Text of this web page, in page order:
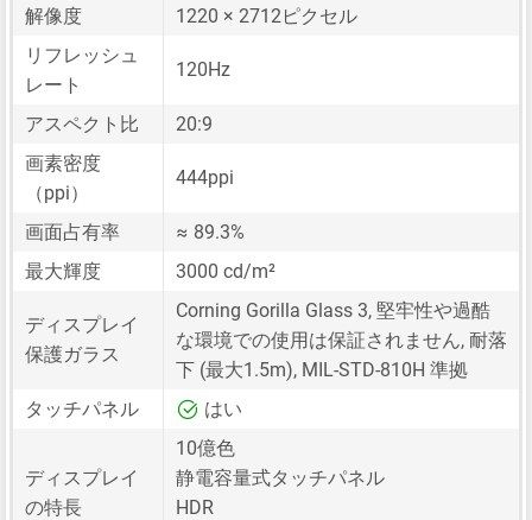
解像度
1220 × 2712ピクセル
リフレッシュ
レート
120Hz
アスペクト比
20:9
画素密度
（ppi）
444ppi
画面占有率
≈ 89.3%
最大輝度
3000 cd/m²
ディスプレイ
保護ガラス
Corning Gorilla Glass 3, 堅牢性や過酷
な環境での使用は保証されません, 耐落
下 (最大1.5m), MIL-STD-810H 準拠
タッチパネル
はい
ディスプレイ
の特長
10億色
静電容量式タッチパネル
HDR